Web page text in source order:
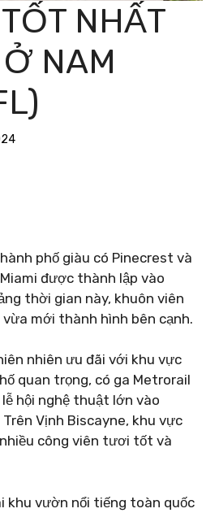
NHẤT
NAM
phố giàu có Pinecrest và
được thành lập vào
thời gian này, khuôn viên
vừa mới thành hình bên cạnh.
nhiên ưu đãi với khu vực
quan trọng, có ga Metrorail
hội nghệ thuật lớn vào
Vịnh Biscayne, khu vực
công viên tươi tốt và
khu vườn nổi tiếng toàn quốc